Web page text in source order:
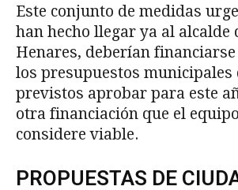
Este conjunto de medidas
han hecho llegar ya al alcalde
Henares, deberían
los presupuestos municipales
previstos aprobar para este
otra financiación que el
considere viable.
PROPUESTAS DE